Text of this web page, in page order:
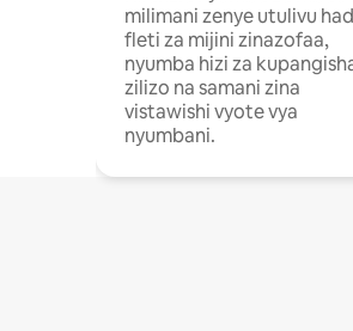
milimani zenye utulivu
fleti za mijini zinazofaa,
nyumba hizi za
zilizo na samani zina
vistawishi vyote vya
nyumbani.